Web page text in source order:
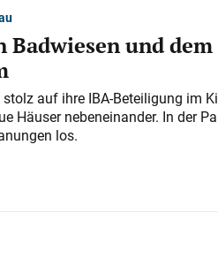
Badwiesen und
auf ihre IBA-Beteiligung im
Häuser nebeneinander. In der
los.